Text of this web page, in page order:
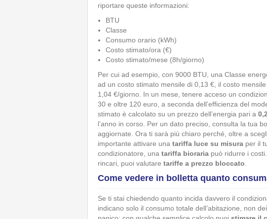
riportare queste informazioni:
BTU
Classe
Consumo orario (kWh)
Costo stimato/ora (€)
Costo stimato/mese (8h/giorno)
Per cui ad esempio, con 9000 BTU, una Classe
ad un costo stimato mensile di 0,13 €, il costo
1,04 €/giorno. In un mese, tenere acceso un
30 e oltre 120 euro, a seconda dell’efficienza del
stimato è calcolato su un prezzo dell’energia pari a
l’anno in corso. Per un dato preciso, consulta la tua
aggiornate. Ora ti sarà più chiaro perché, oltre a
importante attivare una tariffa luce su misura per il
condizionatore, una tariffa bioraria può ridurre i
rincari, puoi valutare tariffe a prezzo bloccato
Come vedere in bolletta quanto
Se ti stai chiedendo quanto incida davvero il
indicano solo il consumo totale dell’abitazione, non